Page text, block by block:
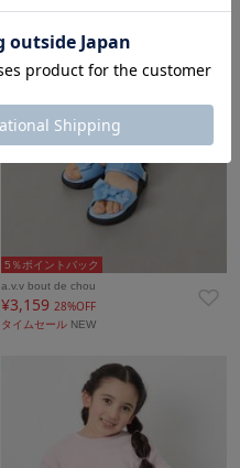
5％ポイントバック
a.v.v bout de chou
¥3,159 28%OFF
タイムセール NEW